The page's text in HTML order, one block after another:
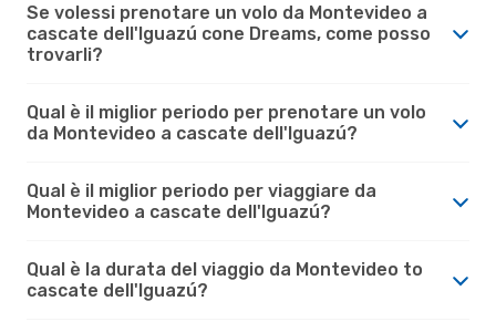
Se volessi prenotare un volo da Montevideo a
cascate dell'Iguazú cone Dreams, come posso
trovarli?
Qual è il miglior periodo per prenotare un volo
da Montevideo a cascate dell'Iguazú?
Qual è il miglior periodo per viaggiare da
Montevideo a cascate dell'Iguazú?
Qual è la durata del viaggio da Montevideo to
cascate dell'Iguazú?